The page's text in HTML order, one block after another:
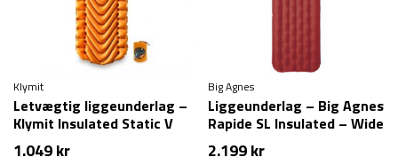
Klymit
Letvægtig liggeunderlag –
Klymit Insulated Static V
Lite
1.049kr
Big Agnes
Liggeunderlag – Big Agnes
Rapide SL Insulated – Wide
Long – Rød
2.199kr